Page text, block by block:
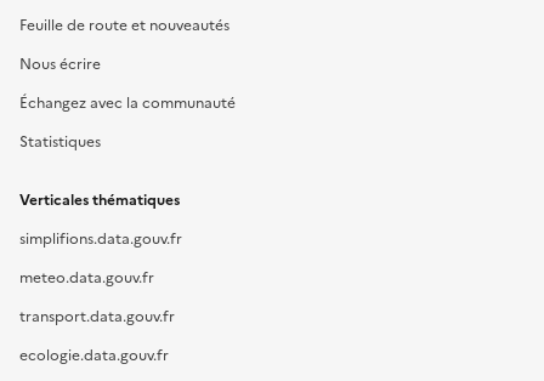
Feuille de route et nouveautés
Nous écrire
Échangez avec la communauté
Statistiques
Verticales thématiques
simplifions.data.gouv.fr
meteo.data.gouv.fr
transport.data.gouv.fr
ecologie.data.gouv.fr